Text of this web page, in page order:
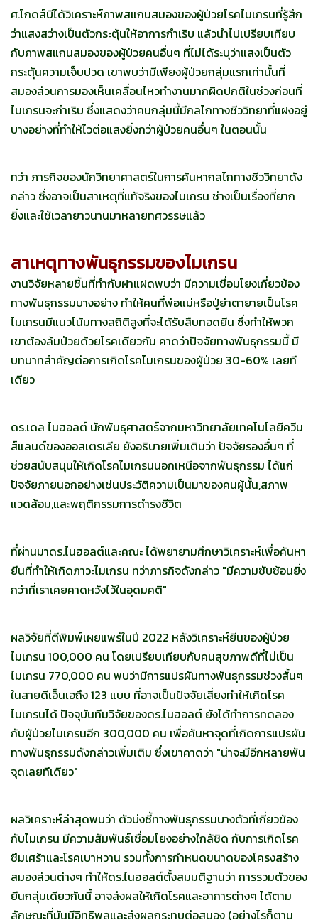
ศ.โกดส์บีได้วิเคราะห์ภาพสแกนสมองของผู้ป่วยโรคไมเกรนที่รู้สึก
ว่าแสงสว่างเป็นตัวกระตุ้นให้อาการกำเริบ แล้วนำไปเปรียบเทียบ
กับภาพสแกนสมองของผู้ป่วยคนอื่นๆ ที่ไม่ได้ระบุว่าแสงเป็นตัว
กระตุ้นความเจ็บปวด เขาพบว่ามีเพียงผู้ป่วยกลุ่มแรกเท่านั้นที่
สมองส่วนการมองเห็นเคลื่อนไหวทำงานมากผิดปกติในช่วงก่อนที่
ไมเกรนจะกำเริบ ซึ่งแสดงว่าคนกลุ่มนี้มีกลไกทางชีววิทยาที่แฝงอยู่
บางอย่างที่ทำให้ไวต่อแสงยิ่งกว่าผู้ป่วยคนอื่นๆ ในตอนนั้น
ทว่า ภารกิจของนักวิทยาศาสตร์ในการค้นหากลไกทางชีววิทยาดัง
กล่าว ซึ่งอาจเป็นสาเหตุที่แท้จริงของไมเกรน ช่างเป็นเรื่องที่ยาก
ยิ่งและใช้เวลายาวนานมาหลายทศวรรษแล้ว
สาเหตุทางพันธุกรรมของไมเกรน
งานวิจัยหลายชิ้นที่ทำกับฝาแฝดพบว่า มีความเชื่อมโยงเกี่ยวข้อง
ทางพันธุกรรมบางอย่าง ทำให้คนที่พ่อแม่หรือปู่ย่าตายายเป็นโรค
ไมเกรนมีแนวโน้มทางสถิติสูงที่จะได้รับสืบทอดยีน ซึ่งทำให้พวก
เขาต้องล้มป่วยด้วยโรคเดียวกัน คาดว่าปัจจัยทางพันธุกรรมนี้ มี
บทบาทสำคัญต่อการเกิดโรคไมเกรนของผู้ป่วย 30-60% เลยที
เดียว
ดร.เดล ไนฮอลต์ นักพันธุศาสตร์จากมหาวิทยาลัยเทคโนโลยีควีน
ส์แลนด์ของออสเตรเลีย ยังอธิบายเพิ่มเติมว่า ปัจจัยรองอื่นๆ ที่
ช่วยสนับสนุนให้เกิดโรคไมเกรนนอกเหนือจากพันธุกรรม ได้แก่
ปัจจัยภายนอกอย่างเช่นประวัติความเป็นมาของคนผู้นั้น,สภาพ
แวดล้อม,และพฤติกรรมการดำรงชีวิต
ที่ผ่านมาดร.ไนฮอลต์และคณะ ได้พยายามศึกษาวิเคราะห์เพื่อค้นหา
ยีนที่ทำให้เกิดภาวะไมเกรน ทว่าภารกิจดังกล่าว "มีความซับซ้อนยิ่ง
กว่าที่เราเคยคาดหวังไว้ในอุดมคติ"
ผลวิจัยที่ตีพิมพ์เผยแพร่ในปี 2022 หลังวิเคราะห์ยีนของผู้ป่วย
ไมเกรน 100,000 คน โดยเปรียบเทียบกับคนสุขภาพดีที่ไม่เป็น
ไมเกรน 770,000 คน พบว่ามีการแปรผันทางพันธุกรรมช่วงสั้นๆ
ในสายดีเอ็นเอถึง 123 แบบ ที่อาจเป็นปัจจัยเสี่ยงทำให้เกิดโรค
ไมเกรนได้ ปัจจุบันทีมวิจัยของดร.ไนฮอลต์ ยังได้ทำการทดลอง
กับผู้ป่วยไมเกรนอีก 300,000 คน เพื่อค้นหาจุดที่เกิดการแปรผัน
ทางพันธุกรรมดังกล่าวเพิ่มเติม ซึ่งเขาคาดว่า "น่าจะมีอีกหลายพัน
จุดเลยทีเดียว"
ผลวิเคราะห์ล่าสุดพบว่า ตัวบ่งชี้ทางพันธุกรรมบางตัวที่เกี่ยวข้อง
กับไมเกรน มีความสัมพันธ์เชื่อมโยงอย่างใกล้ชิด กับการเกิดโรค
ซึมเศร้าและโรคเบาหวาน รวมทั้งการกำหนดขนาดของโครงสร้าง
สมองส่วนต่างๆ ทำให้ดร.ไนฮอลต์ตั้งสมมติฐานว่า การรวมตัวของ
ยีนกลุ่มเดียวกันนี้ อาจส่งผลให้เกิดโรคและอาการต่างๆ ได้ตาม
ลักษณะที่มันมีอิทธิพลและส่งผลกระทบต่อสมอง (อย่างไรก็ตาม